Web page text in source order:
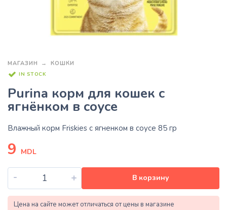
МАГАЗИН КОШКИ
IN STOCK
Purina корм для кошек с
ягнёнком в соусе
Влажный корм Friskies с ягненком в соусе 85 гр
9 MDL
- + В корзину
Цена на сайте может отличаться от цены в магазине